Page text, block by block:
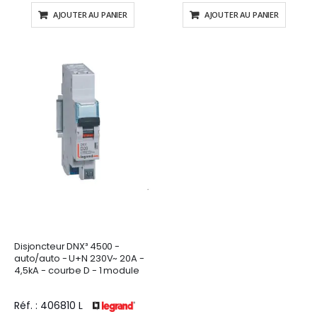
AJOUTER AU PANIER AJOUTER AU PANIER
Disjoncteur DNX³ 4500 -
auto/auto - U+N 230V~ 20A -
4,5kA - courbe D - 1 module
Réf. : 406810 L